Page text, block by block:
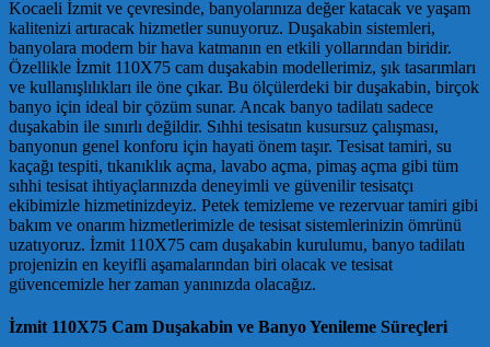
Kocaeli İzmit ve çevresinde, banyolarınıza değer katacak ve yaşam
kalitenizi artıracak hizmetler sunuyoruz. Duşakabin sistemleri,
banyolara modern bir hava katmanın en etkili yollarından biridir.
Özellikle İzmit 110X75 cam duşakabin modellerimiz, şık tasarımları
ve kullanışlılıkları ile öne çıkar. Bu ölçülerdeki bir duşakabin, birçok
banyo için ideal bir çözüm sunar. Ancak banyo tadilatı sadece
duşakabin ile sınırlı değildir. Sıhhi tesisatın kusursuz çalışması,
banyonun genel konforu için hayati önem taşır. Tesisat tamiri, su
kaçağı tespiti, tıkanıklık açma, lavabo açma, pimaş açma gibi tüm
sıhhi tesisat ihtiyaçlarınızda deneyimli ve güvenilir tesisatçı
ekibimizle hizmetinizdeyiz. Petek temizleme ve rezervuar tamiri gibi
bakım ve onarım hizmetlerimizle de tesisat sistemlerinizin ömrünü
uzatıyoruz. İzmit 110X75 cam duşakabin kurulumu, banyo tadilatı
projenizin en keyifli aşamalarından biri olacak ve tesisat
güvencemizle her zaman yanınızda olacağız.
İzmit 110X75 Cam Duşakabin ve Banyo Yenileme Süreçleri